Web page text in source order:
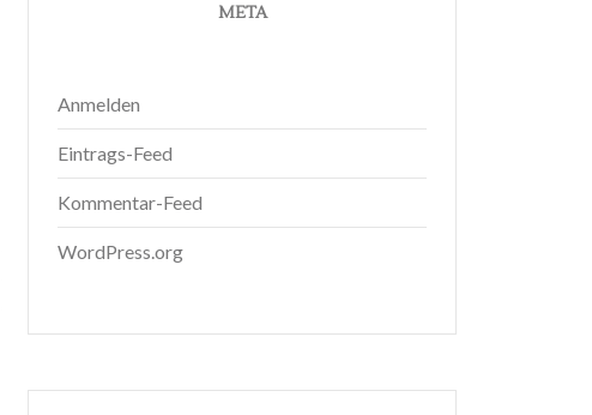
META
Anmelden
Eintrags-Feed
Kommentar-Feed
WordPress.org